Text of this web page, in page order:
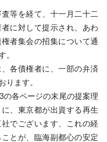
等を経て、十一月二十二
に対して提示され、あわ
者集会の招集について通
。
各債権者に、一部の弁済
ります。
各ページの末尾の提案理
、東京都が出資する再生
でございます、これの経
とが、臨海副都心の安定